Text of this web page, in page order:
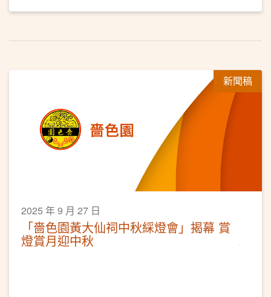
新聞稿
2025 年 9 月 27 日
「嗇色園黃大仙祠中秋綵燈會」揭幕 賞
燈賞月迎中秋